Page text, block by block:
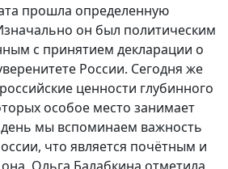
прошла определенную
он был политическим
с принятием декларации о
России. Сегодня же
ценности глубинного
особое место занимает
день мы вспоминаем важность
что является почётным и